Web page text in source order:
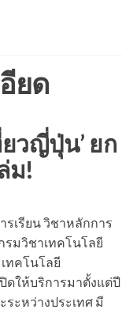
ยด
ยวญี่ปุ่น’ ยก
ม!
รเรียน วิชาหลักการ
รมวิชาเทคโนโลยี
ทคโนโลยี
ดให้บริการมาตั้งแต่ปี
ระหว่างประเทศ มี